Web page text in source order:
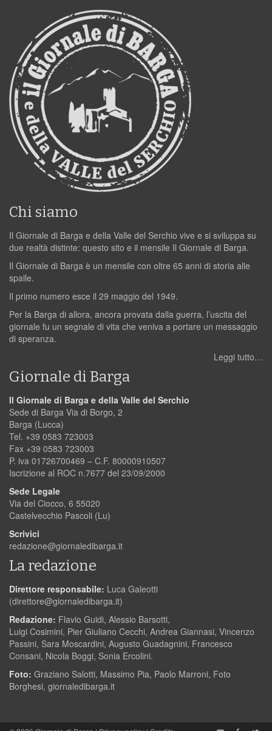
Chi siamo
Il Giornale di Barga e della Valle del Serchio vive e si sviluppa su
due realtà distinte: questo sito e il mensile Il Giornale di Barga.
Il Giornale di Barga è un mensile con oltre 65 anni di storia alle
spalle.
Il primo numero esce il 29 maggio del 1949.
Per la Barga di allora, ancora provata dalla guerra, l’uscita del
giornale fu un segnale di vita che veniva a portare un messaggio
di speranza.
Leggi tutto…
Giornale di Barga
Il Giornale di Barga e della Valle del Serchio
Sede di Barga Via di Borgo, 2
Barga (Lucca)
Tel. +39 0583 723003
Fax +39 0583 723003
P. iva 01726700469 – C.F. 80000910507
Iscrizione al ROC n.7677 del 23/09/2000
Sede Legale
Via del Ciocco, 6 55020
Castelvecchio Pascoli (Lu)
Scrivici
redazione@giornaledibarga.it
La redazione
Direttore responsabile: Luca Galeotti
(direttore@giornaledibarga.it)
Redazione: Flavio Guidi, Alessio Barsotti,
Luigi Cosimini, Pier Giuliano Cecchi, Andrea Giannasi, Vincenzo
Passini, Sara Moscardini, Augusto Guadagnini, Francesco
Consani, Nicola Boggi, Sonia Ercolini.
Foto: Graziano Salotti, Massimo Pia, Paolo Marroni, Foto
Borghesi, giornaledibarga.it